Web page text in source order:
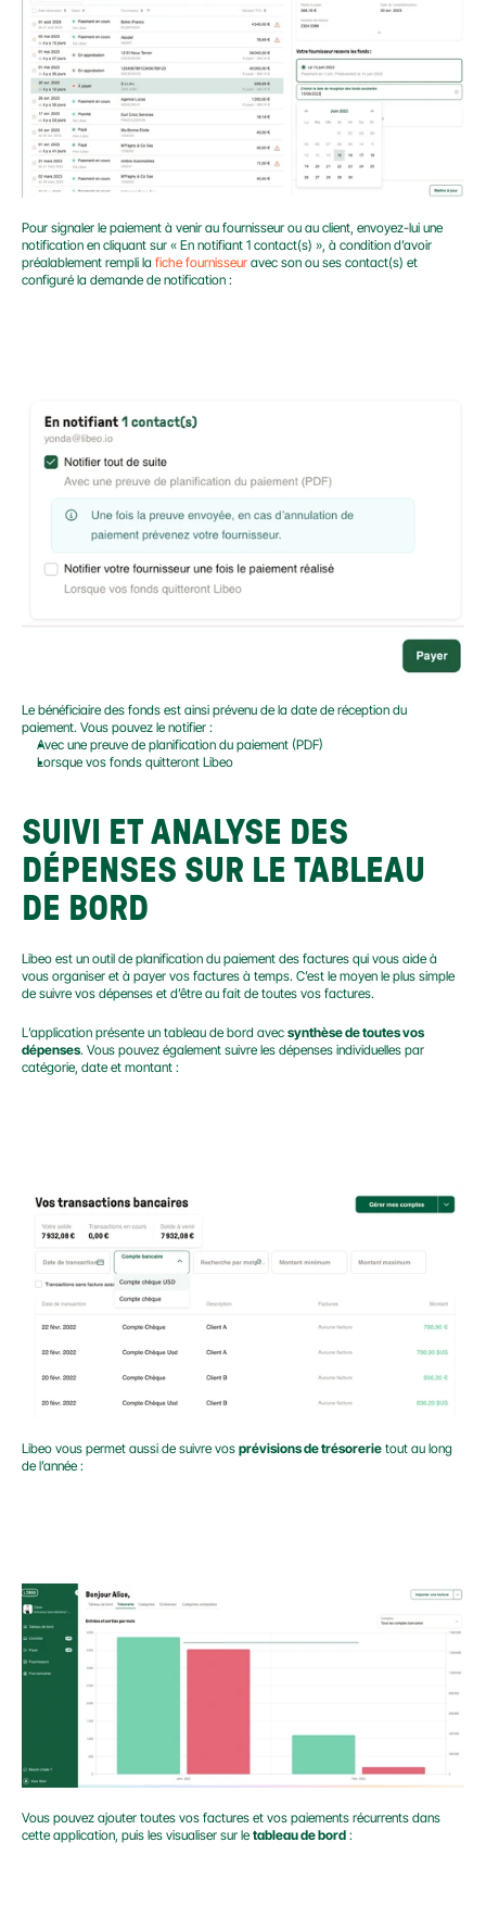
Pour signaler le paiement à venir au fournisseur ou au client, envoyez-lui une
notification en cliquant sur « En notifiant 1 contact(s) », à condition d’avoir
préalablement rempli la fiche fournisseur avec son ou ses contact(s) et
configuré la demande de notification :
Le bénéficiaire des fonds est ainsi prévenu de la date de réception du
paiement. Vous pouvez le notifier :
Avec une preuve de planification du paiement (PDF)
Lorsque vos fonds quitteront Libeo
SUIVI ET ANALYSE DES
DÉPENSES SUR LE TABLEAU
DE BORD
Libeo est un outil de planification du paiement des factures qui vous aide à
vous organiser et à payer vos factures à temps. C’est le moyen le plus simple
de suivre vos dépenses et d’être au fait de toutes vos factures.
L’application présente un tableau de bord avec synthèse de toutes vos
dépenses. Vous pouvez également suivre les dépenses individuelles par
catégorie, date et montant :
Libeo vous permet aussi de suivre vos prévisions de trésorerie tout au long
de l’année :
Vous pouvez ajouter toutes vos factures et vos paiements récurrents dans
cette application, puis les visualiser sur le tableau de bord :